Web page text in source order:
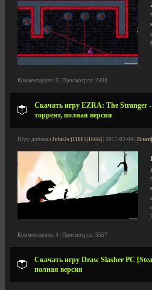
Комментариев: 3 | Просмотров: 2438
Скачать игру EZRA: The Stranger -
торрент, полная версия
Игру добавил John2s [11865|1666] | 2017-02-04 |
Комментариев: 4 | Просмотров: 3557
Скачать игру Draw Slasher PC
полная версия